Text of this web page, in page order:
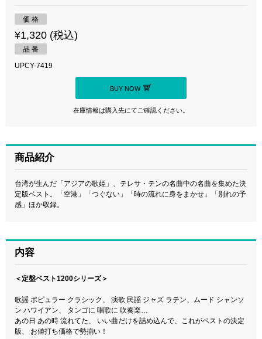
価 格
¥1,320 (税込)
品 番
UPCY-7419
BUY NOW
在庫情報は購入先にてご確認ください。
商品紹介
台湾が生んだ「アジアの歌姫」、テレサ・テンの名曲中の名曲を集めた決
定版ベスト。「空港」「つぐない」「時の流れに身をまかせ」「別れの予
感」ほか収録。
内容
＜定盤ベスト1200シリーズ＞
歌謡 ポピュラー クラシック、 演歌 民謡 ジャズ ラテン、ムード シャンソ
ン ハワイアン、 タンゴに 唱歌に 吹奏楽…
あの日 あの時 流れてた、 いい曲だけを詰め込んで、これがベストの決定
版、 お値打ち価格で勢揃い！